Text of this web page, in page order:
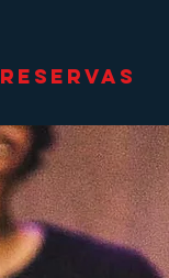
RESERVAS